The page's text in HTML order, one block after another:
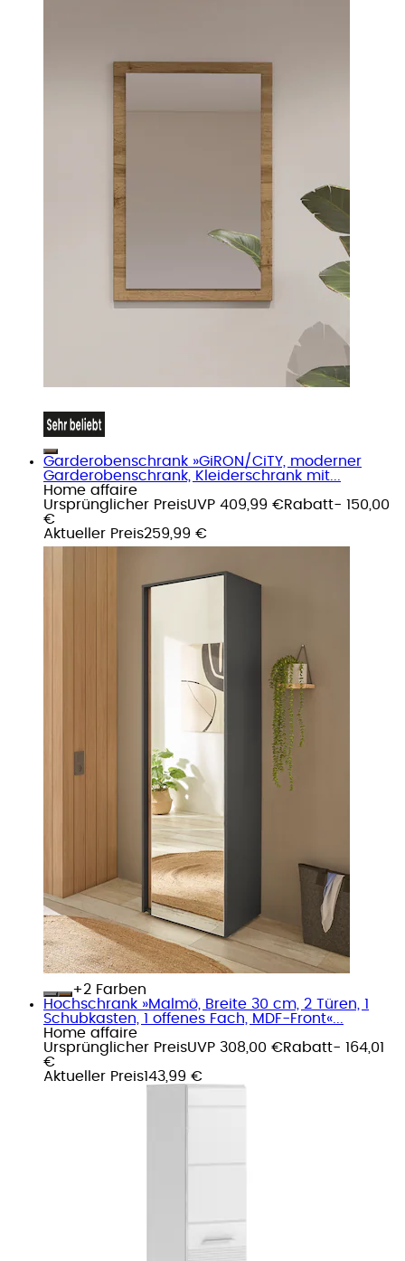
Garderobenschrank »GiRON/CiTY, moderner
Garderobenschrank, Kleiderschrank mit...
Home affaire
Ursprünglicher PreisUVP 409,99 €Rabatt- 150,00
€
Aktueller Preis259,99 €
+
Farben
Hochschrank »Malmö, Breite 30 cm, 2 Türen, 1
Schubkasten, 1 offenes Fach, MDF-Front«...
Home affaire
Ursprünglicher PreisUVP 308,00 €Rabatt- 164,01
€
Aktueller Preis143,99 €